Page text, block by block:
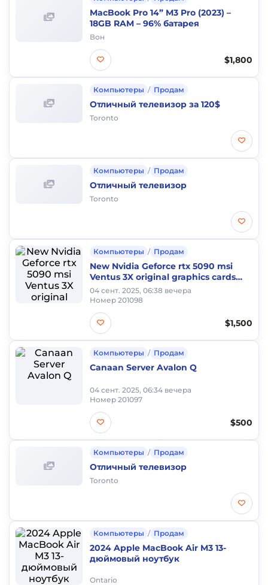
MacBook Pro 14” M3 Pro (2023) –
18GB RAM – 96% батарея
Вон
$1,800
Компьютеры / Продам
Отличный телевизор за 120$
Toronto
Компьютеры / Продам
Отличный телевизор
Toronto
Компьютеры / Продам
New Nvidia Geforce rtx 5090 msi
Ventus 3X original graphics cards
original
04 сент. 2025, 06:38 вечера
Номер 201098
$1,500
Компьютеры / Продам
Canaan Server Avalon Q
04 сент. 2025, 06:34 вечера
Номер 201097
$500
Компьютеры / Продам
Отличный телевизор
Toronto
Компьютеры / Продам
2024 Apple MacBook Air M3 13-
дюймовый ноутбук
Ontario